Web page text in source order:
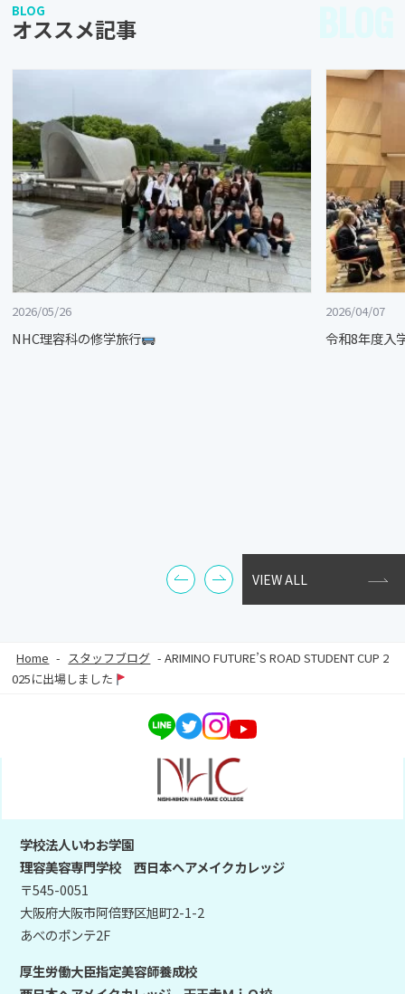
BLOG
オススメ記事
2026/05/26
NHC理容科の修学旅行
2026/04/07
令和8年度入
VIEW ALL
Home - スタッフブログ -ARIMINO FUTURE’S ROAD STUDENT CUP 2
025に出場しました
学校法人いわお学園
理容美容専門学校 西日本ヘアメイクカレッジ
〒545-0051
大阪府大阪市阿倍野区旭町2-1-2
あべのポンテ2F
厚生労働大臣指定美容師養成校